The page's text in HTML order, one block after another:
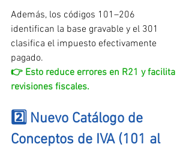
Además, los códigos 101–206
identifican la base gravable y el 301
clasifica el impuesto efectivamente
pagado.
👉 Esto reduce errores en R21 y facilita
revisiones fiscales.
2️⃣ Nuevo Catálogo de
Conceptos de IVA (101 al